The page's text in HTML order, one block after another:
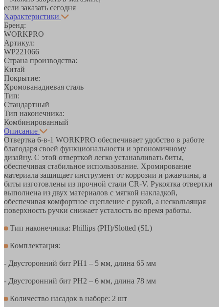
если заказать сегодня
Характеристики
Бренд:
WORKPRO
Артикул:
WP221066
Страна производства:
Китай
Покрытие:
Хромованадиевая сталь
Тип:
Стандартный
Тип наконечника:
Комбинированный
Описание
Отвертка 6-в-1 WORKPRO обеспечивает удобство в работе
благодаря своей функциональности и эргономичному
дизайну. С этой отверткой легко устанавливать биты,
обеспечивая стабильное использование. Хромирование
материала защищает инструмент от коррозии и ржавчины, а
биты изготовлены из прочной стали CR-V. Рукоятка отвертки
выполнена из двух материалов с мягкой накладкой,
обеспечивая комфортное сцепление с рукой, а нескользящая
поверхность ручки снижает усталость во время работы.
Тип наконечника: Phillips (PH)/Slotted (SL)
Комплектация:
- Двусторонний бит PH1 – 5 мм, длина 65 мм
- Двусторонний бит PH2 – 6 мм, длина 78 мм
Количество насадок в наборе: 2 шт